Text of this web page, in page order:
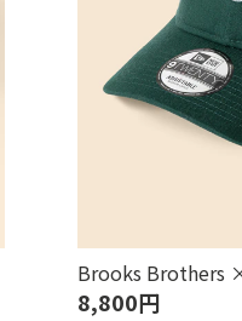
Brooks Brothers
8,800円